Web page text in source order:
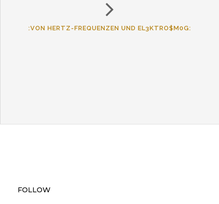
:VON HERTZ-FREQUENZEN UND EL3KTRO$M0G:
FOLLOW